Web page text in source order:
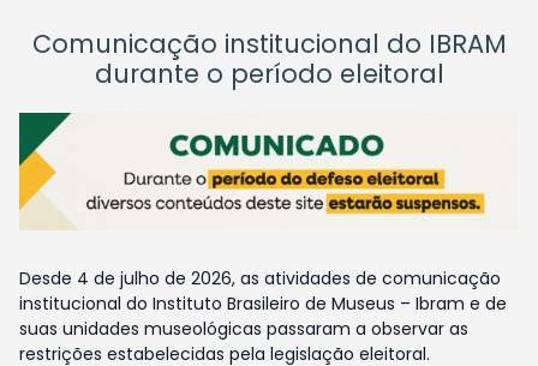
Comunicação institucional do IBRAM
durante o período eleitoral
Desde 4 de julho de 2026, as atividades de comunicação
institucional do Instituto Brasileiro de Museus – Ibram e de
suas unidades museológicas passaram a observar as
restrições estabelecidas pela legislação eleitoral.